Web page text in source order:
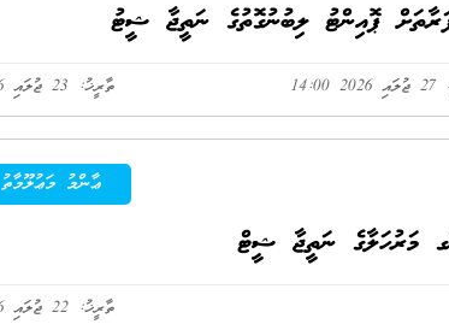
ޕޮއިންޓު ލިބުނުގޮތުގެ ނަތީޖާ ޝީޓު
ތާރީޚު: 23 ޖުލައި 2026
ޢާންމު މަޢުލޫމާތު
މަރުހަލާގެ ނަތީޖާ ޝީޓް
ތާރީޚު: 22 ޖުލައި 2026